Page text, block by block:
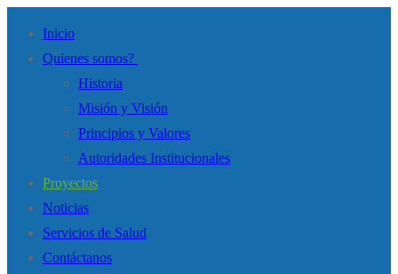
Inicio
Quienes somos?
Historia
Misión y Visión
Principios y Valores
Autoridades Institucionales
Proyectos
Noticias
Servicios de Salud
Contáctanos